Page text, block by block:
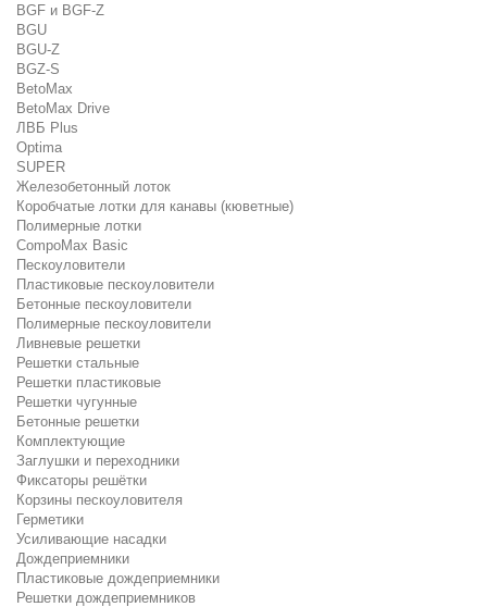
BGF и BGF-Z
BGU
BGU-Z
BGZ-S
BetoMax
BetoMax Drive
ЛВБ Plus
Optima
SUPER
Железобетонный лоток
Коробчатые лотки для канавы (кюветные)
Полимерные лотки
CompoMax Basic
Пескоуловители
Пластиковые пескоуловители
Бетонные пескоуловители
Полимерные пескоуловители
Ливневые решетки
Решетки стальные
Решетки пластиковые
Решетки чугунные
Бетонные решетки
Комплектующие
Заглушки и переходники
Фиксаторы решётки
Корзины пескоуловителя
Герметики
Усиливающие насадки
Дождеприемники
Пластиковые дождеприемники
Решетки дождеприемников